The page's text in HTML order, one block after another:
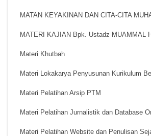
MATAN KEYAKINAN DAN CITA-CITA
MATERI KAJIAN Bpk. Ustadz MUAMMAL
Materi Khutbah
Materi Lokakarya Penyusunan Kurikulum
Materi Pelatihan Arsip PTM
Materi Pelatihan Jurnalistik dan Database
Materi Pelatihan Website dan Penulisan